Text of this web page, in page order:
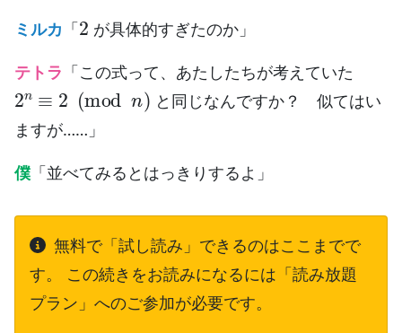
ミルカ 「
2
が具体的すぎたのか」
テトラ 「この式って、あたしたちが考えていた
2n≡ 2( modn)
と同じなんですか？ 似てはい
ますが……」
僕 「並べてみるとはっきりするよ」
無料で「試し読み」できるのはここまでで
す。 この続きをお読みになるには「読み放題
プラン」へのご参加が必要です。